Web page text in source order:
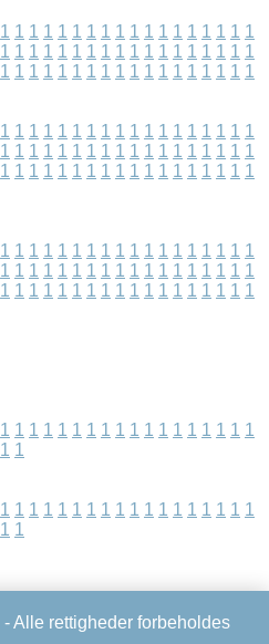
1 1 1 1 1 1 1 1 1 1 1 1 1 1 1 1 1 1
1 1 1 1 1 1 1 1 1 1 1 1 1 1 1 1 1 1
1 1 1 1 1 1 1 1 1 1 1 1 1 1 1 1 1 1
1 1 1 1 1 1 1 1 1 1 1 1 1 1 1 1 1 1
1 1 1 1 1 1 1 1 1 1 1 1 1 1 1 1 1 1
1 1 1 1 1 1 1 1 1 1 1 1 1 1 1 1 1 1
1 1 1 1 1 1 1 1 1 1 1 1 1 1 1 1 1 1
1 1 1 1 1 1 1 1 1 1 1 1 1 1 1 1 1 1
1 1 1 1 1 1 1 1 1 1 1 1 1 1 1 1 1 1
1 1 1 1 1 1 1 1 1 1 1 1 1 1 1 1 1 1
1 1
1 1 1 1 1 1 1 1 1 1 1 1 1 1 1 1 1 1
1 1
- Alle rettigheder forbeholdes